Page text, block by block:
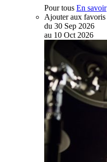
Pour tous En savoir
Ajouter aux favoris
du 30 Sep 2026
au 10 Oct 2026